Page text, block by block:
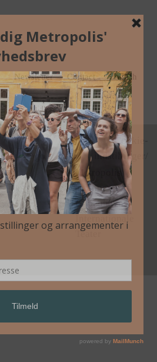
Newsletter Contact English
/Cookie-
indstillinger/
Metropolis
arrangeres af
Københavns
Teater